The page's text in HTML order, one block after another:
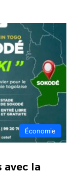
Économie
avec la